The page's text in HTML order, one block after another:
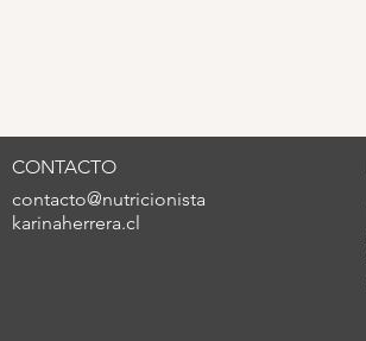
CONTACTO
contacto@nutricionista
karinaherrera.cl